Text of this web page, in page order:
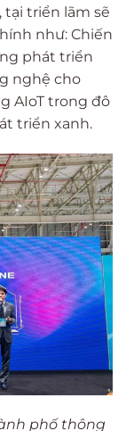
tại triển lãm sẽ
như: Chiến
phát triển
nghệ cho
AIoT trong đô
triển xanh.
phố thông